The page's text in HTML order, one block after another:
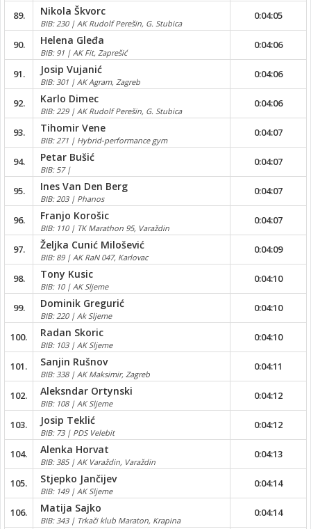
89. Nikola Škvorc
BIB: 230 | AK Rudolf Perešin, G. Stubica
0:04:05
90. Helena Gleđa
BIB: 91 | AK Fit, Zaprešić
0:04:06
91. Josip Vujanić
BIB: 301 | AK Agram, Zagreb
0:04:06
92. Karlo Dimec
BIB: 229 | AK Rudolf Perešin, G. Stubica
0:04:06
93. Tihomir Vene
BIB: 271 | Hybrid-performance gym
0:04:07
94. Petar Bušić
BIB: 57 |
0:04:07
95. Ines Van Den Berg
BIB: 203 | Phanos
0:04:07
96. Franjo Korošic
BIB: 110 | TK Marathon 95, Varaždin
0:04:07
97. Željka Cunić Milošević
BIB: 89 | AK RaN 047, Karlovac
0:04:09
98. Tony Kusic
BIB: 10 | AK Sljeme
0:04:10
99. Dominik Gregurić
BIB: 220 | Ak Sljeme
0:04:10
100. Radan Skoric
BIB: 103 | AK Sljeme
0:04:10
101. Sanjin Rušnov
BIB: 338 | AK Maksimir, Zagreb
0:04:11
102. Aleksndar Ortynski
BIB: 108 | AK Sljeme
0:04:12
103. Josip Teklić
BIB: 73 | PDS Velebit
0:04:12
104. Alenka Horvat
BIB: 385 | AK Varaždin, Varaždin
0:04:13
105. Stjepko Jančijev
BIB: 149 | AK Sljeme
0:04:14
106. Matija Sajko
BIB: 343 | Trkači klub Maraton, Krapina
0:04:14